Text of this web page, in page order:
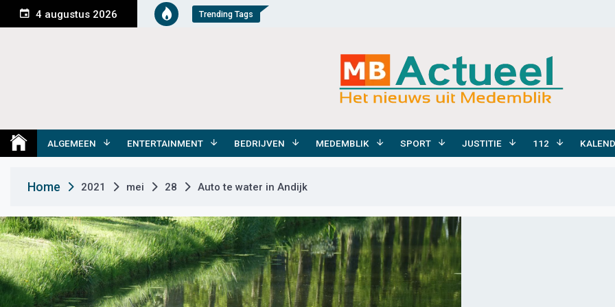
n
e
4 augustus 2026 Trending Tags
Medemblik Actueel
ALGEMEEN ENTERTAINMENT BEDRIJVEN MEDEMBLIK SPORT JUSTITIE 112
Home 2021 mei 28 Auto te water in Andijk